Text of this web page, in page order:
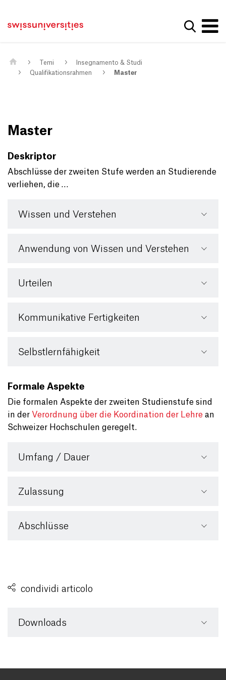
Navigazione principale
Contenuto
Meta Navigation
Mostra
Temi
Insegnamento & Studi
Qualifikationsrahmen
Master
Master
Deskriptor
Abschlüsse der zweiten Stufe werden an Studierende
verliehen, die …
Wissen und Verstehen
Anwendung von Wissen und Verstehen
Urteilen
Kommunikative Fertigkeiten
Selbstlernfähigkeit
Formale Aspekte
Die formalen Aspekte der zweiten Studienstufe sind
in der Verordnung über die Koordination der Lehre an
Schweizer Hochschulen geregelt.
Umfang / Dauer
Zulassung
Abschlüsse
condividi articolo
Downloads